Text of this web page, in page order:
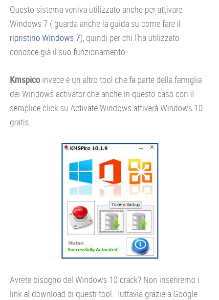
Questo sistema veniva utilizzato anche per attivare
Windows 7 ( guarda anche la guida su come fare il
ripristino Windows 7), quindi per chi l’ha utilizzato
conosce già il suo funzionamento.
Kmspico invece è un altro tool che fa parte della famiglia
dei Windows activator che anche in questo caso con il
semplice click su Activate Windows attiverà Windows 10
gratis.
Avrete bisogno del Windows 10 crack? Non inseriremo i
link al download di questi tool. Tuttavia grazie a Google